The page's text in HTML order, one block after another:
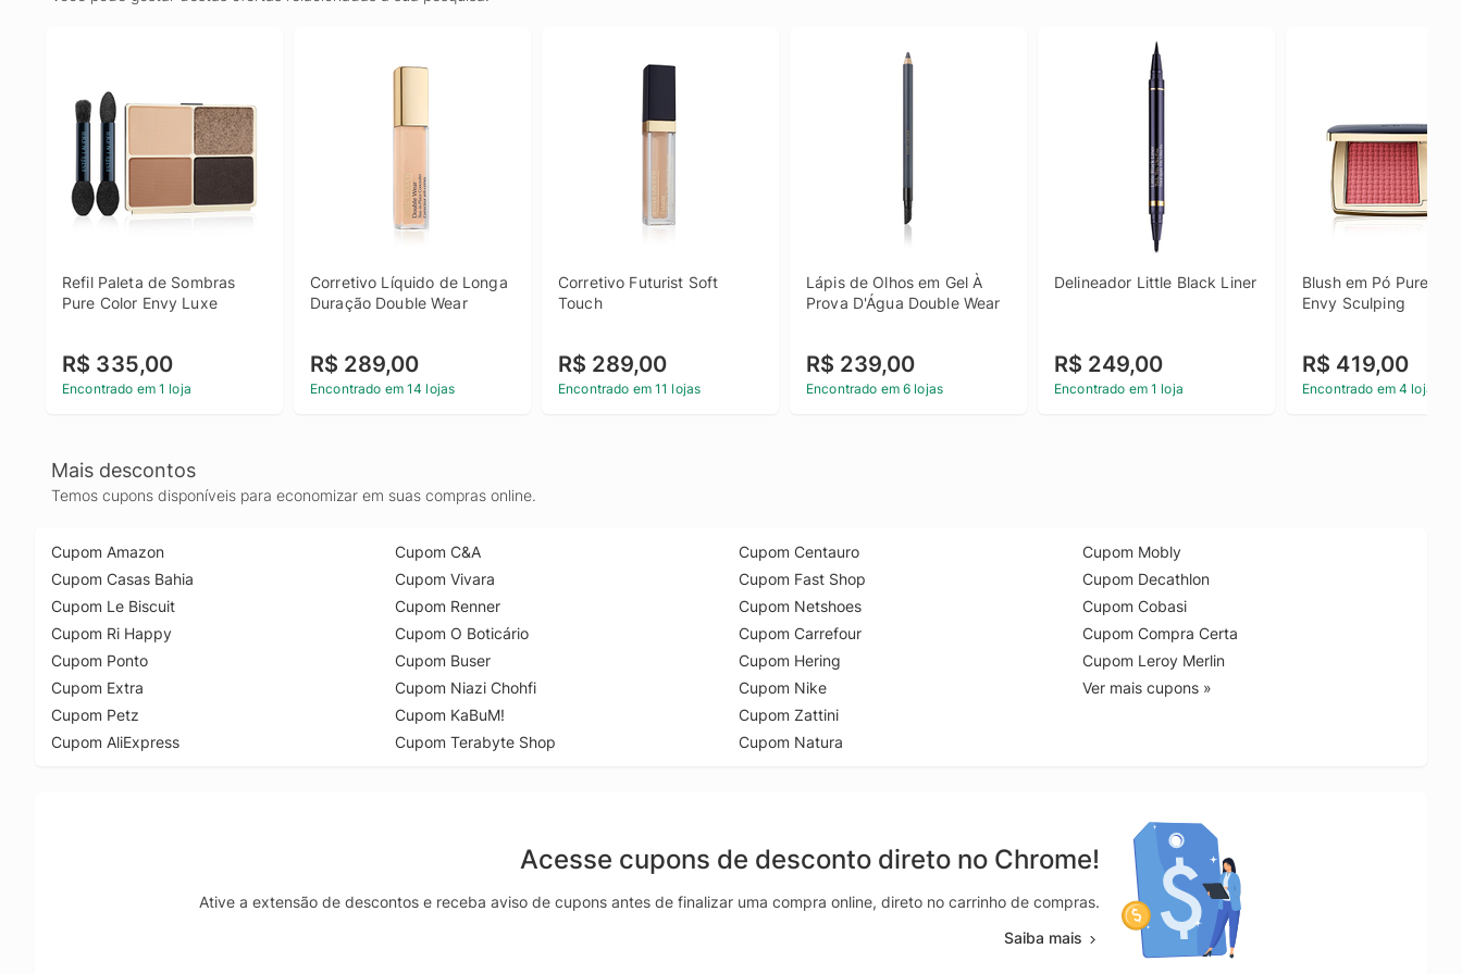
Refil Paleta de Sombras
Pure Color Envy Luxe
R$ 335,00
Encontrado em 1 loja
Corretivo Líquido de Longa
Duração Double Wear
R$ 289,00
Encontrado em 14 lojas
Corretivo Futurist Soft
Touch
R$ 289,00
Encontrado em 11 lojas
Lápis de Olhos em Gel À
Prova D'Água Double Wear
R$ 239,00
Encontrado em 6 lojas
Delineador Little Black Liner
R$ 249,00
Encontrado em 1 loja
Blush em Pó Pure
Envy Sculping
R$ 419,00
Encontrado em 4 lojas
Mais descontos
Temos cupons disponíveis para economizar em suas compras online.
Cupom Amazon
Cupom Casas Bahia
Cupom Le Biscuit
Cupom Ri Happy
Cupom Ponto
Cupom Extra
Cupom Petz
Cupom AliExpress
Cupom C&A
Cupom Vivara
Cupom Renner
Cupom O Boticário
Cupom Buser
Cupom Niazi Chohfi
Cupom KaBuM!
Cupom Terabyte Shop
Cupom Centauro
Cupom Fast Shop
Cupom Netshoes
Cupom Carrefour
Cupom Hering
Cupom Nike
Cupom Zattini
Cupom Natura
Cupom Mobly
Cupom Decathlon
Cupom Cobasi
Cupom Compra Certa
Cupom Leroy Merlin
Ver mais cupons »
Acesse cupons de desconto direto no Chrome!
Ative a extensão de descontos e receba aviso de cupons antes de finalizar uma compra online, direto no carrinho de compras.
Saiba mais